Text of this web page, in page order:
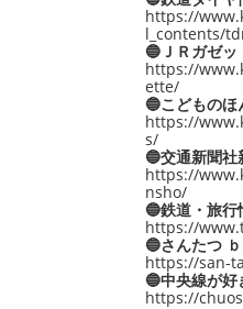
https://
l_contents/
🔵ＪＲガゼッ
https://
ette/
🔵こどものほ
https://
s/
🔵交通新聞社
https://
nsho/
🔵鉄道・旅行
https://
🔵さんたつ
https://san-
🔵中央線が好
https://